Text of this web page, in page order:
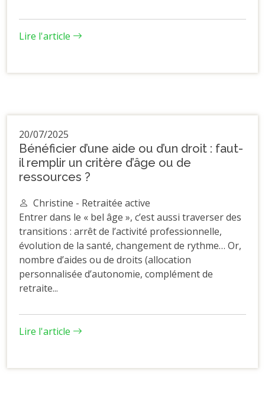
Lire l'article
20/07/2025
Bénéficier d’une aide ou d’un droit : faut-
il remplir un critère d’âge ou de
ressources ?
Christine - Retraitée active
Entrer dans le « bel âge », c’est aussi traverser des
transitions : arrêt de l’activité professionnelle,
évolution de la santé, changement de rythme… Or,
nombre d’aides ou de droits (allocation
personnalisée d’autonomie, complément de
retraite...
Lire l'article